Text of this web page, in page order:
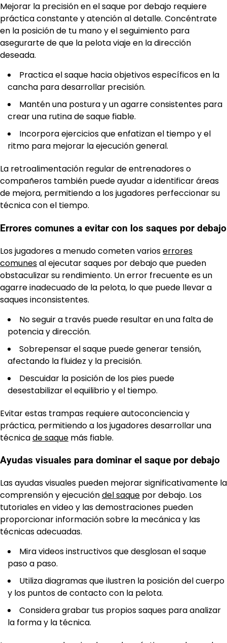
Mejorar la precisión en el saque por debajo requiere
práctica constante y atención al detalle. Concéntrate
en la posición de tu mano y el seguimiento para
asegurarte de que la pelota viaje en la dirección
deseada.
Practica el saque hacia objetivos específicos en la
cancha para desarrollar precisión.
Mantén una postura y un agarre consistentes para
crear una rutina de saque fiable.
Incorpora ejercicios que enfatizan el tiempo y el
ritmo para mejorar la ejecución general.
La retroalimentación regular de entrenadores o
compañeros también puede ayudar a identificar áreas
de mejora, permitiendo a los jugadores perfeccionar su
técnica con el tiempo.
Errores comunes a evitar con los saques por debajo
Los jugadores a menudo cometen varioserrores
comunesal ejecutar saques por debajo que pueden
obstaculizar su rendimiento. Un error frecuente es un
agarre inadecuado de la pelota, lo que puede llevar a
saques inconsistentes.
No seguir a través puede resultar en una falta de
potencia y dirección.
Sobrepensar el saque puede generar tensión,
afectando la fluidez y la precisión.
Descuidar la posición de los pies puede
desestabilizar el equilibrio y el tiempo.
Evitar estas trampas requiere autoconciencia y
práctica, permitiendo a los jugadores desarrollar una
técnicade saque más fiable.
Ayudas visuales para dominar el saque por debajo
Las ayudas visuales pueden mejorar significativamente la
comprensión y ejecucióndel saque por debajo. Los
tutoriales en video y las demostraciones pueden
proporcionar información sobre la mecánica y las
técnicas adecuadas.
Mira videos instructivos que desglosan el saque
paso a paso.
Utiliza diagramas que ilustren la posición del cuerpo
y los puntos de contacto con la pelota.
Considera grabar tus propios saques para analizar
la forma y la técnica.